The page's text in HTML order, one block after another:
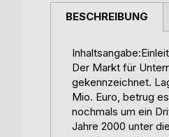
BESCHREIBUNG
Der Markt für
gekennzeichnet.
Mio. Euro, betrug
nochmals um ein
Jahre 2000 unter